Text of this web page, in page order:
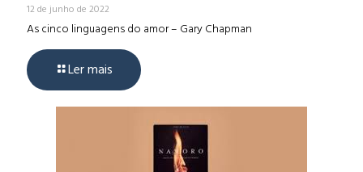
12 de junho de 2022
As cinco linguagens do amor – Gary Chapman
Ler mais